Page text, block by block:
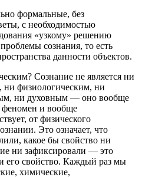
формальные, без
с необходимостью
«узкому» решению
сознания, то есть
данности объектов.
Сознание не является ни
физиологическим, ни
ни духовным — оно вообще
феномен и вообще
от физического
Это означает, что
какое бы свойство ни
ни зафиксировали — это
его свойство. Каждый раз мы
химические,